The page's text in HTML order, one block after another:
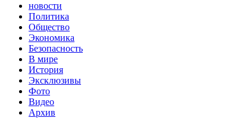
новости
Политика
Общество
Экономика
Безопасность
В мире
История
Эксклюзивы
Фото
Видео
Архив